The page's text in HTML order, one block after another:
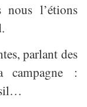
nous l’étions
parlant des
campagne :